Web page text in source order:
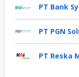
PT Bank
PT PGN
PT Reska